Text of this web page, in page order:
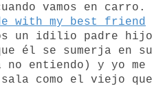
vamos en carro.
with my best friend
un idilio padre hijo
él se sumerja en su
no entiendo) y yo me
como el viejo que